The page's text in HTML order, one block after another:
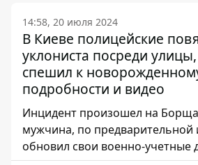
14:58, 20 июля 2024
В Киеве полицейские
уклониста посреди
спешил к
подробности и видео
Инцидент произошел на
мужчина, по
обновил свои военно-учетные